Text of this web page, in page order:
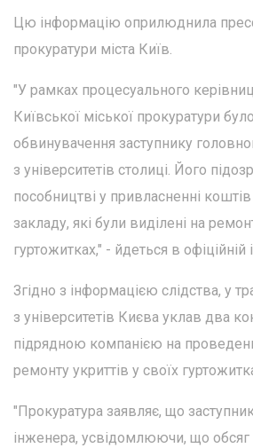
Цю інформацію оприлюднила
прокуратури міста Київ.
"У рамках процесуального
Київської міської прокуратури
обвинувачення заступнику
з університетів столиці. Його
пособництві у привласненні
закладу, які були виділені на
гуртожитках," - йдеться в офіційній
Згідно з інформацією слідства, у
з університетів Києва уклав два
підрядною компанією на
ремонту укриттів у своїх
"Прокуратура заявляє, що
інженера, усвідомлюючи, що обсяг